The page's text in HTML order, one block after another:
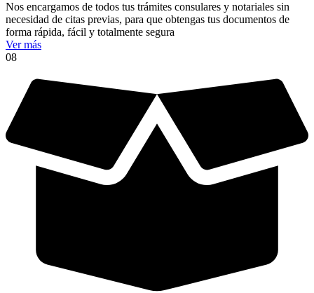
Nos encargamos de todos tus trámites consulares y notariales sin
necesidad de citas previas, para que obtengas tus documentos de
forma rápida, fácil y totalmente segura
Ver más
08